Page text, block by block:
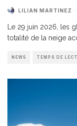
LILIAN MARTINEZ ·
Le 29 juin 2026, les
totalité de la neige
NEWS TEMPS DE